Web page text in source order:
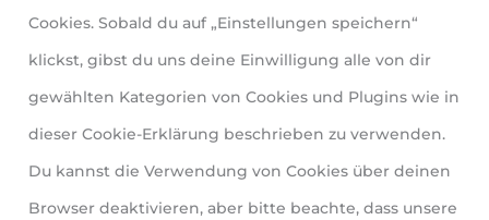
Cookies. Sobald du auf „Einstellungen speichern“
klickst, gibst du uns deine Einwilligung alle von dir
gewählten Kategorien von Cookies und Plugins wie in
dieser Cookie-Erklärung beschrieben zu verwenden.
Du kannst die Verwendung von Cookies über deinen
Browser deaktivieren, aber bitte beachte, dass unsere